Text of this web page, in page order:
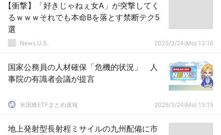
【衝撃】「好きじゃねぇ女A」が突撃してく
るｗｗｗそれでも本命Bを落とす禁断テク5
選
News U.S. 2025/3/24(Mo) 13:16
国家公務員の人材確保「危機的状況」 人
事院の有識者会議が提言
米国株ETFまとめ速報 2025/3/24(Mo) 13:15
地上発射型長射程ミサイルの九州配備に市